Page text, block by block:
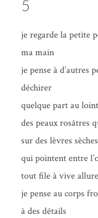
5
je regarde la petite
ma main
je pense à d’autres
déchirer
quelque part au
des peaux rosâtres
sur des lèvres sèches
qui pointent entre
tout file à vive allure
je pense au corps
à des détails